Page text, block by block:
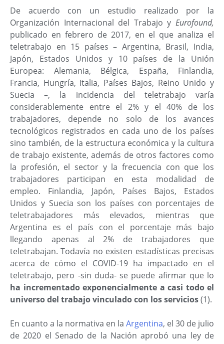
De acuerdo con un estudio realizado por la
Organización Internacional del Trabajo y Eurofound,
publicado en febrero de 2017, en el que analiza el
teletrabajo en 15 países – Argentina, Brasil, India,
Japón, Estados Unidos y 10 países de la Unión
Europea: Alemania, Bélgica, España, Finlandia,
Francia, Hungría, Italia, Países Bajos, Reino Unido y
Suecia –, la incidencia del teletrabajo varía
considerablemente entre el 2% y el 40% de los
trabajadores, depende no solo de los avances
tecnológicos registrados en cada uno de los países
sino también, de la estructura económica y la cultura
de trabajo existente, además de otros factores como
la profesión, el sector y la frecuencia con que los
trabajadores participan en esta modalidad de
empleo. Finlandia, Japón, Países Bajos, Estados
Unidos y Suecia son los países con porcentajes de
teletrabajadores más elevados, mientras que
Argentina es el país con el porcentaje más bajo
llegando apenas al 2% de trabajadores que
teletrabajan. Todavía no existen estadísticas precisas
acerca de cómo el COVID-19 ha impactado en el
teletrabajo, pero -sin duda- se puede afirmar que lo
ha incrementado exponencialmente a casi todo el
universo del trabajo vinculado con los servicios(1).
En cuanto a la normativa en la Argentina, el 30 de julio
de 2020 el Senado de la Nación aprobó una ley de